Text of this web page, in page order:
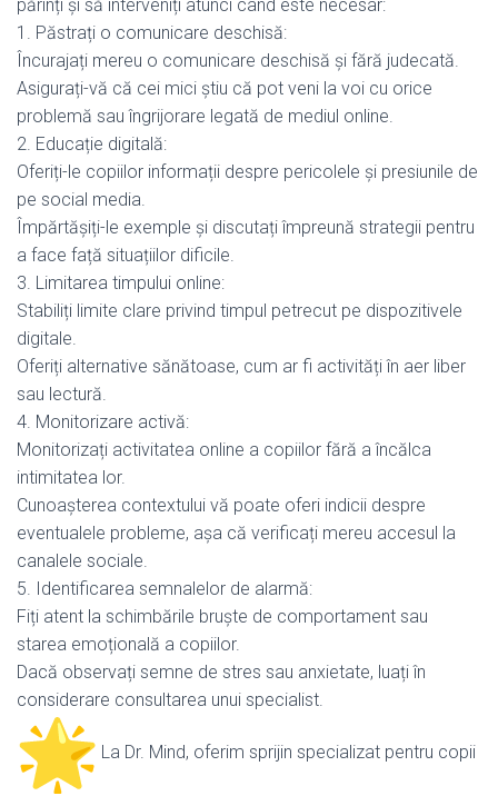
părinți și să interveniți atunci când este necesar:
1. Păstrați o comunicare deschisă:
Încurajați mereu o comunicare deschisă și fără judecată.
Asigurați-vă că cei mici știu că pot veni la voi cu orice
problemă sau îngrijorare legată de mediul online.
2. Educație digitală:
Oferiți-le copiilor informații despre pericolele și presiunile de
pe social media.
Împărtășiți-le exemple și discutați împreună strategii pentru
a face față situațiilor dificile.
3. Limitarea timpului online:
Stabiliți limite clare privind timpul petrecut pe dispozitivele
digitale.
Oferiți alternative sănătoase, cum ar fi activități în aer liber
sau lectură.
4. Monitorizare activă:
Monitorizați activitatea online a copiilor fără a încălca
intimitatea lor.
Cunoașterea contextului vă poate oferi indicii despre
eventualele probleme, așa că verificați mereu accesul la
canalele sociale.
5. Identificarea semnalelor de alarmă:
Fiți atent la schimbările bruște de comportament sau
starea emoțională a copiilor.
Dacă observați semne de stres sau anxietate, luați în
considerare consultarea unui specialist.
La Dr. Mind, oferim sprijin specializat pentru copii